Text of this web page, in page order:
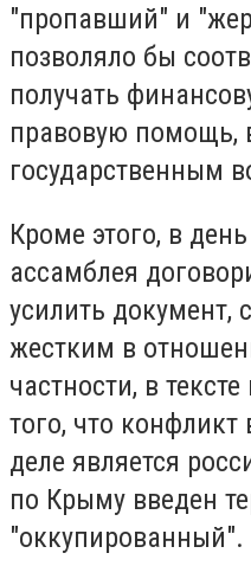
"пропавший" и
позволяло бы
получать
правовую помощь,
государственным
Кроме этого, в
ассамблея
усилить документ,
жестким в
частности, в
того, что
деле является
по Крыму введен
"оккупированный".